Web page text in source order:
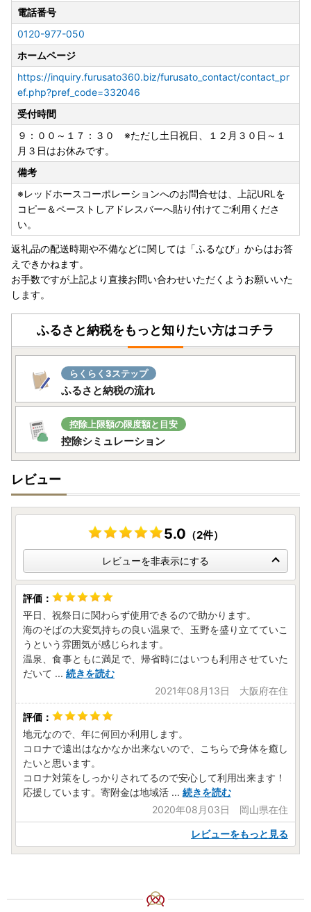
電話番号
0120-977-050
ホームページ
https://inquiry.furusato360.biz/furusato_contact/contact_pr
ef.php?pref_code=332046
受付時間
９：００～１７：３０ ※ただし土日祝日、１２月３０日～１
月３日はお休みです。
備考
※レッドホースコーポレーションへのお問合せは、上記URLを
コピー＆ペーストしアドレスバーへ貼り付けてご利用くださ
い。
返礼品の配送時期や不備などに関しては「ふるなび」からはお答
えできかねます。
お手数ですが上記より直接お問い合わせいただくようお願いいた
します。
ふるさと納税をもっと知りたい方はコチラ
らくらく3ステップ
ふるさと納税の流れ
控除上限額の限度額と目安
控除シミュレーション
レビュー
5.0 （2件）
レビューを非表示にする
平日、祝祭日に関わらず使用できるので助かります。
海のそばの大変気持ちの良い温泉で、玉野を盛り立てていこ
うという雰囲気が感じられます。
温泉、食事ともに満足で、帰省時にはいつも利用させていた
だいて ... 続きを読む
2021年08月13日 大阪府在住
地元なので、年に何回か利用します。
コロナで遠出はなかなか出来ないので、こちらで身体を癒し
たいと思います。
コロナ対策をしっかりされてるので安心して利用出来ます！
応援しています。寄附金は地域活 ... 続きを読む
2020年08月03日 岡山県在住
レビューをもっと見る